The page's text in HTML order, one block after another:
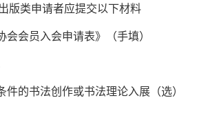
版类申请者应提交以下材料
会会员入会申请表》（手填）
件的书法创作或书法理论入展（选）